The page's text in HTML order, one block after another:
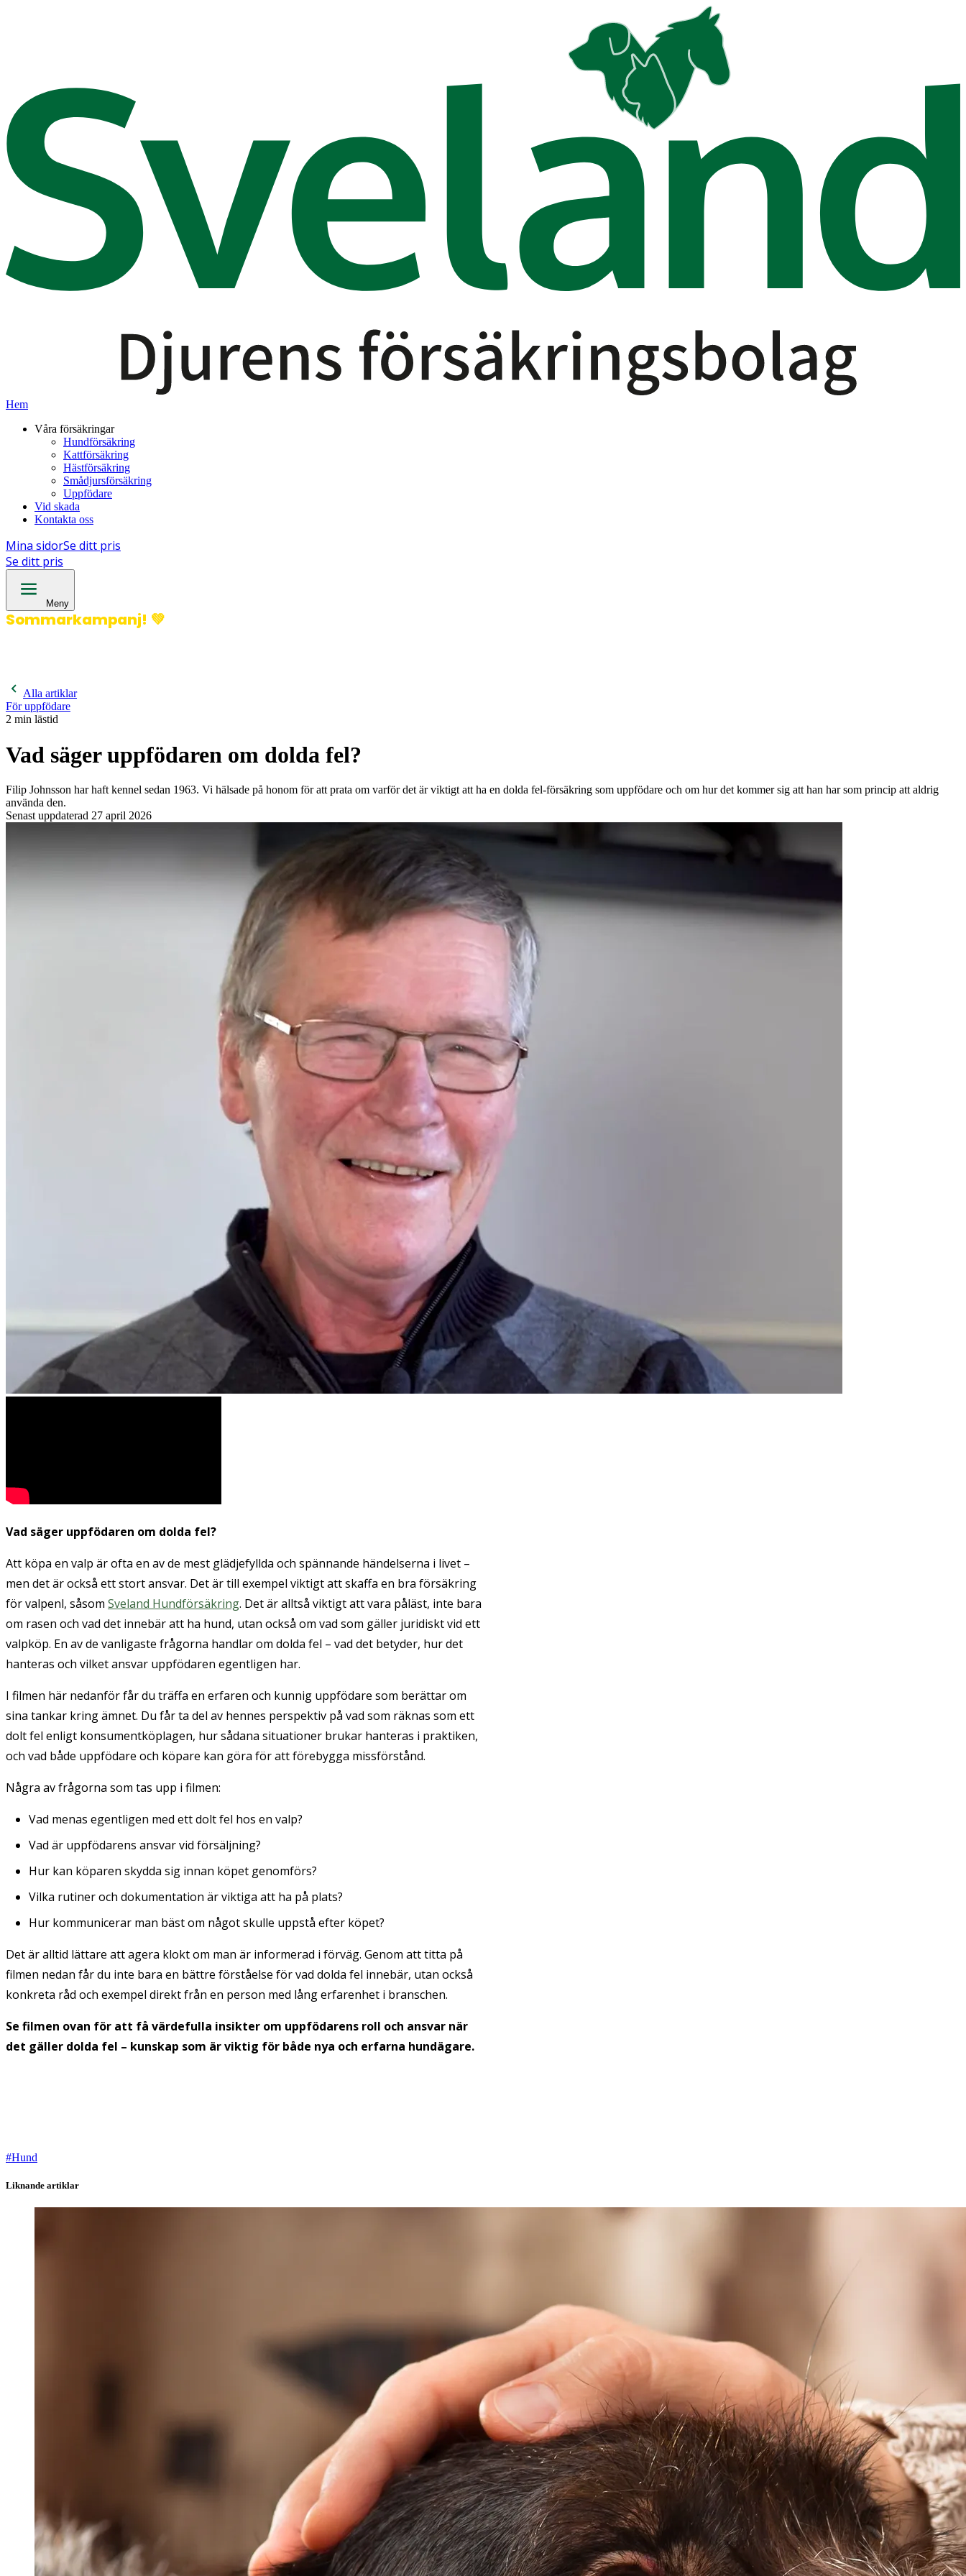
Hem
Våra försäkringar
Hundförsäkring
Kattförsäkring
Hästförsäkring
Smådjursförsäkring
Uppfödare
Vid skada
Kontakta oss
Mina sidorSe ditt pris
Se ditt pris
Meny
Sommarkampanj! 💚
Alla artiklar
För uppfödare
2 min lästid
Vad säger uppfödaren om dolda fel?
Filip Johnsson har haft kennel sedan 1963. Vi hälsade på honom för att prata om varför det är viktigt att ha en dolda fel-försäkring som uppfödare och om hur det kommer sig att han har som princip att aldrig
använda den.
Senast uppdaterad 27 april 2026
Vad säger uppfödaren om dolda fel?
Att köpa en valp är ofta en av de mest glädjefyllda och spännande händelserna i livet –
men det är också ett stort ansvar. Det är till exempel viktigt att skaffa en bra försäkring
för valpenl, såsom Sveland Hundförsäkring. Det är alltså viktigt att vara påläst, inte bara
om rasen och vad det innebär att ha hund, utan också om vad som gäller juridiskt vid ett
valpköp. En av de vanligaste frågorna handlar om dolda fel – vad det betyder, hur det
hanteras och vilket ansvar uppfödaren egentligen har.
I filmen här nedanför får du träffa en erfaren och kunnig uppfödare som berättar om
sina tankar kring ämnet. Du får ta del av hennes perspektiv på vad som räknas som ett
dolt fel enligt konsumentköplagen, hur sådana situationer brukar hanteras i praktiken,
och vad både uppfödare och köpare kan göra för att förebygga missförstånd.
Några av frågorna som tas upp i filmen:
Vad menas egentligen med ett dolt fel hos en valp?
Vad är uppfödarens ansvar vid försäljning?
Hur kan köparen skydda sig innan köpet genomförs?
Vilka rutiner och dokumentation är viktiga att ha på plats?
Hur kommunicerar man bäst om något skulle uppstå efter köpet?
Det är alltid lättare att agera klokt om man är informerad i förväg. Genom att titta på
filmen nedan får du inte bara en bättre förståelse för vad dolda fel innebär, utan också
konkreta råd och exempel direkt från en person med lång erfarenhet i branschen.
Se filmen ovan för att få värdefulla insikter om uppfödarens roll och ansvar när
det gäller dolda fel – kunskap som är viktig för både nya och erfarna hundägare.
#Hund
Liknande artiklar